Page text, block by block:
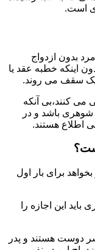
است.
بدون ازدواج
اینکه خطبه عقد یا
یک سقف می روند.
می کنند،بی آنکه
شوهری باشد و در
اطلاع هستند.
برای بار اول
این اجازه را
دوست هستند و پدر